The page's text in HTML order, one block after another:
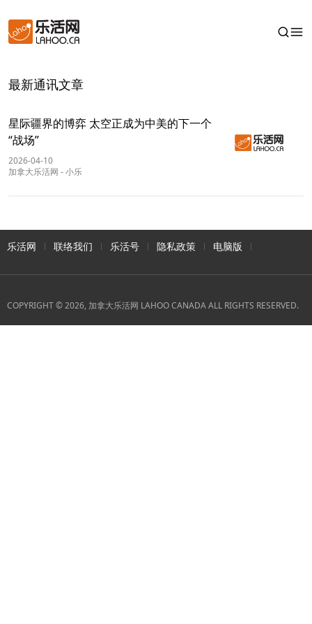
最新通讯文章
星际疆界的博弈 太空正成为中美的下一个
“战场”
2026-04-10
加拿大乐活网 -小乐
乐活网 联络我们 乐活号 隐私政策 电脑版
COPYRIGHT © 2026, 加拿大乐活网 LAHOO CANADA ALL RIGHTS RESERVED.